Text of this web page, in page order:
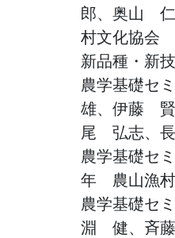
郎、奥山
村文化協会
新品種・新
農学基礎
雄、伊藤
尾 弘志、
農学基礎
年 農山漁
農学基礎
淵 健、斉